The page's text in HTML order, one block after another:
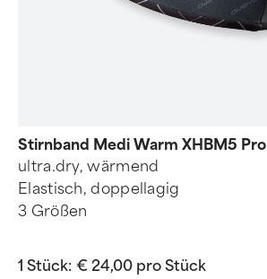
Stirnband Medi Warm XHBM5 Pro
ultra.dry, wärmend
Elastisch, doppellagig
3 Größen
1 Stück: € 24,00 pro Stück